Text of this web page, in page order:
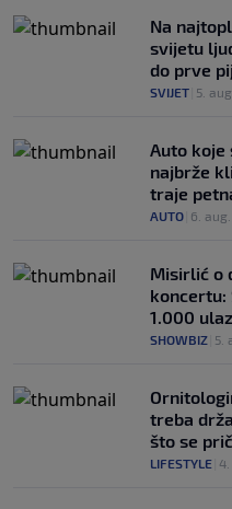
Na
svijetu
do prve
SVIJET 5. aug.
Auto koje
najbrže
traje
AUTO 6. aug.
Misirlić o
koncertu:
1.000
SHOWBIZ 5.
treba
što se
LIFESTYLE 4.